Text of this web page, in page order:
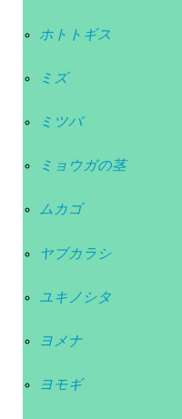
ホトトギス
ミズ
ミツバ
ミョウガの茎
ムカゴ
ヤブカラシ
ユキノシタ
ヨメナ
ヨモギ